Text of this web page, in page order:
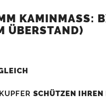
KAMINMASS:
ÜBERSTAND)
KUPFER SCHÜTZEN IHREN